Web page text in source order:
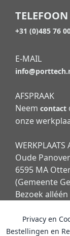
TELEFOON
+31 (0)485 76
E-MAIL
AFSPRAAK
Neem contact
onze
WERKPLAATS
Oude
6595 MA
(Gemeente
Bezoek
Privacy en
Bestellingen en